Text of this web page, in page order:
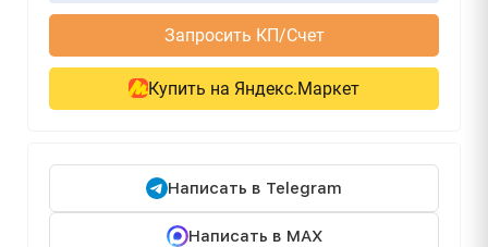
Запросить КП/Счет
Купить на Яндекс.Маркет
Написать в Telegram
Написать в MAX